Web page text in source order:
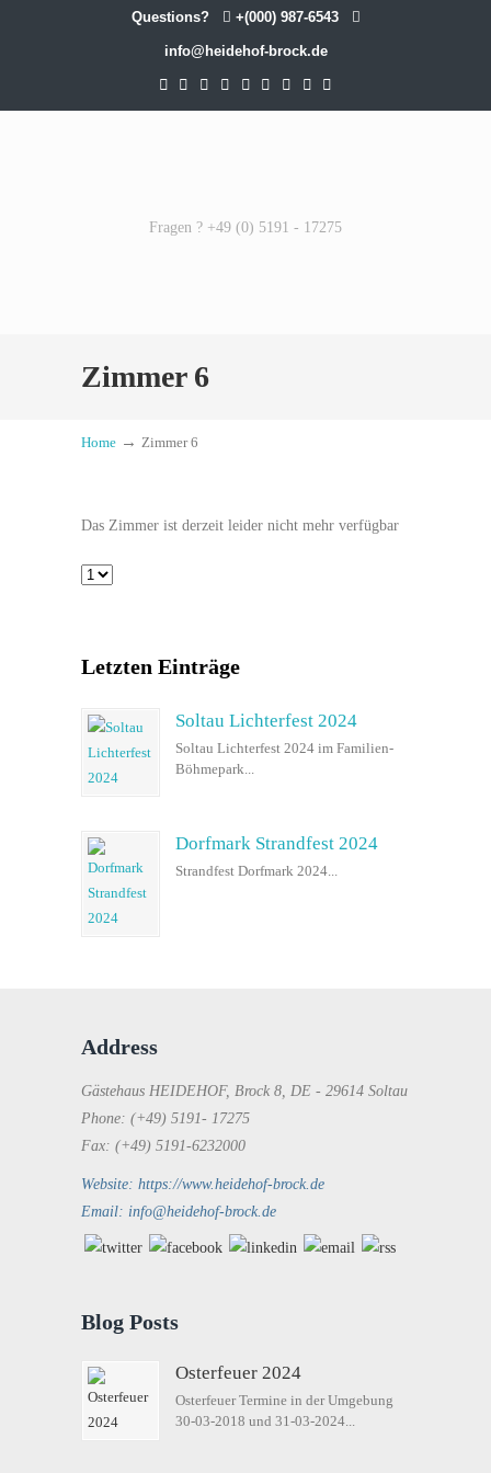
Questions? +(000) 987-6543
info@heidehof-brock.de
Fragen ? +49 (0) 5191 - 17275
Zimmer 6
Home → Zimmer 6
Das Zimmer ist derzeit leider nicht mehr verfügbar
Letzten Einträge
Soltau Lichterfest 2024
Soltau Lichterfest 2024 im Familien-
Böhmepark...
Dorfmark Strandfest 2024
Strandfest Dorfmark 2024...
Address
Gästehaus HEIDEHOF, Brock 8, DE - 29614 Soltau
Phone: (+49) 5191- 17275
Fax: (+49) 5191-6232000
Website: https://www.heidehof-brock.de
Email: info@heidehof-brock.de
Blog Posts
Osterfeuer 2024
Osterfeuer Termine in der Umgebung
30-03-2018 und 31-03-2024...